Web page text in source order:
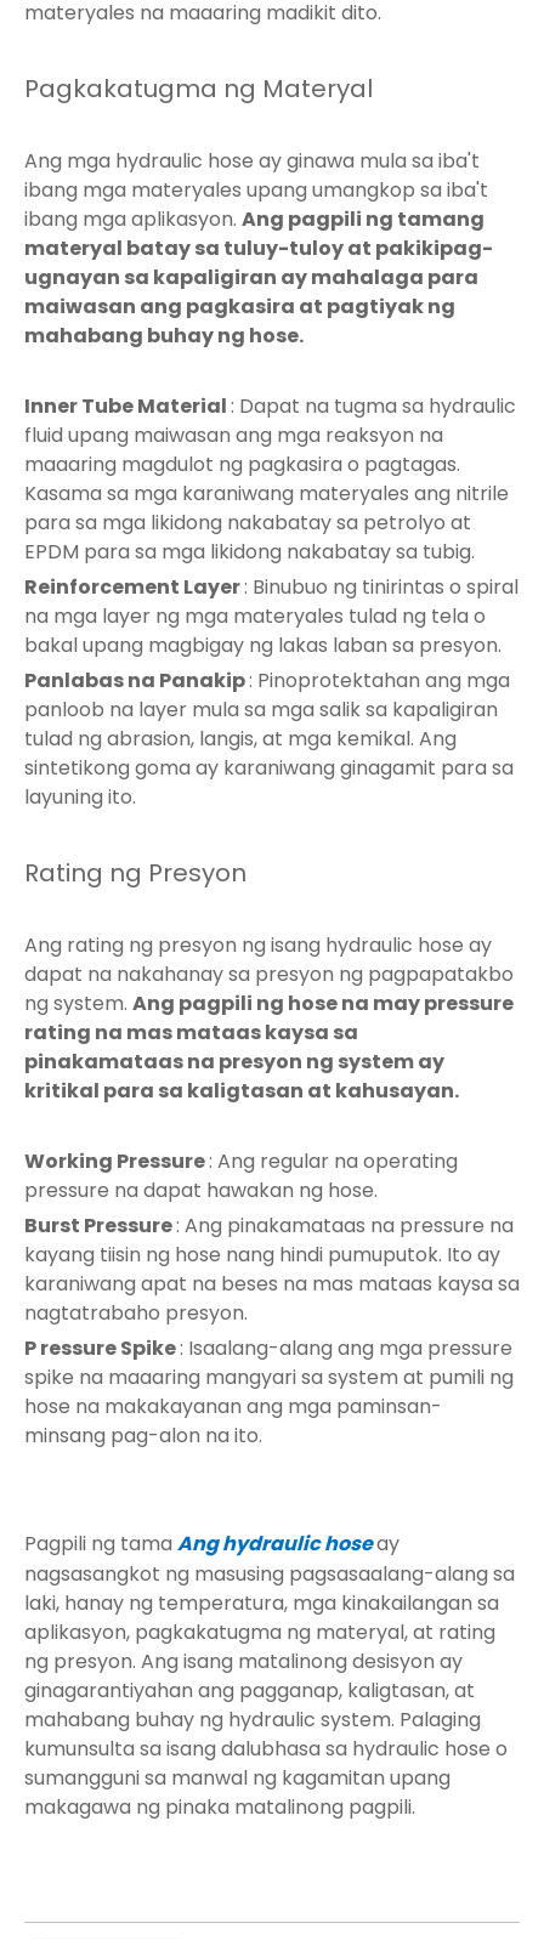
materyales na maaaring madikit dito.
Pagkakatugma ng Materyal
Ang mga hydraulic hose ay ginawa mula sa iba't
ibang mga materyales upang umangkop sa iba't
ibang mga aplikasyon. Ang pagpili ng tamang
materyal batay sa tuluy-tuloy at pakikipag-
ugnayan sa kapaligiran ay mahalaga para
maiwasan ang pagkasira at pagtiyak ng
mahabang buhay ng hose.
Inner Tube Material: Dapat na tugma sa hydraulic
fluid upang maiwasan ang mga reaksyon na
maaaring magdulot ng pagkasira o pagtagas.
Kasama sa mga karaniwang materyales ang nitrile
para sa mga likidong nakabatay sa petrolyo at
EPDM para sa mga likidong nakabatay sa tubig.
Reinforcement Layer: Binubuo ng tinirintas o spiral
na mga layer ng mga materyales tulad ng tela o
bakal upang magbigay ng lakas laban sa presyon.
Panlabas na Panakip: Pinoprotektahan ang mga
panloob na layer mula sa mga salik sa kapaligiran
tulad ng abrasion, langis, at mga kemikal. Ang
sintetikong goma ay karaniwang ginagamit para sa
layuning ito.
Rating ng Presyon
Ang rating ng presyon ng isang hydraulic hose ay
dapat na nakahanay sa presyon ng pagpapatakbo
ng system. Ang pagpili ng hose na may pressure
rating na mas mataas kaysa sa
pinakamataas na presyon ng system ay
kritikal para sa kaligtasan at kahusayan.
Working Pressure: Ang regular na operating
pressure na dapat hawakan ng hose.
Burst Pressure: Ang pinakamataas na pressure na
kayang tiisin ng hose nang hindi pumuputok. Ito ay
karaniwang apat na beses na mas mataas kaysa sa
nagtatrabaho presyon.
Pressure Spike: Isaalang-alang ang mga pressure
spike na maaaring mangyari sa system at pumili ng
hose na makakayanan ang mga paminsan-
minsang pag-alon na ito.
Pagpili ng tama Ang hydraulic hoseay
nagsasangkot ng masusing pagsasaalang-alang sa
laki, hanay ng temperatura, mga kinakailangan sa
aplikasyon, pagkakatugma ng materyal, at rating
ng presyon. Ang isang matalinong desisyon ay
ginagarantiyahan ang pagganap, kaligtasan, at
mahabang buhay ng hydraulic system. Palaging
kumunsulta sa isang dalubhasa sa hydraulic hose o
sumangguni sa manwal ng kagamitan upang
makagawa ng pinaka matalinong pagpili.